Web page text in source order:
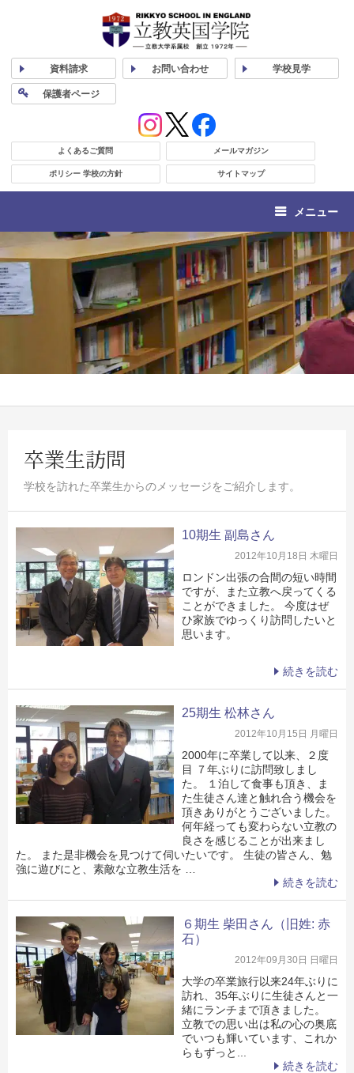
資料請求 お問い合わせ 学校見学
保護者ページ
よくあるご質問 メールマガジン
ポリシー 学校の方針 サイトマップ
メニュー
卒業生訪問
学校を訪れた卒業生からのメッセージをご紹介します。
10期生 副島さん
2012年10月18日 木曜日
ロンドン出張の合間の短い時間
ですが、また立教へ戻ってくる
ことができました。 今度はぜ
ひ家族でゆっくり訪問したいと
思います。
続きを読む
25期生 松林さん
2012年10月15日 月曜日
2000年に卒業して以来、２度
目 ７年ぶりに訪問致しまし
た。 １泊して食事も頂き、ま
た生徒さん達と触れ合う機会を
頂きありがとうございました。
何年経っても変わらない立教の
良さを感じることが出来まし
た。 また是非機会を見つけて伺いたいです。 生徒の皆さん、勉
強に遊びにと、素敵な立教生活を …
続きを読む
６期生 柴田さん（旧姓: 赤
石）
2012年09月30日 日曜日
大学の卒業旅行以来24年ぶりに
訪れ、35年ぶりに生徒さんと一
緒にランチまで頂きました。
立教での思い出は私の心の奥底
でいつも輝いています、これか
らもずっと...
続きを読む